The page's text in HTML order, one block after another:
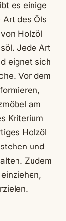
es einige
Art des Öls
Holzöl
Jede Art
eignet sich
Vor dem
am
Kriterium
Holzöl
und
Zudem